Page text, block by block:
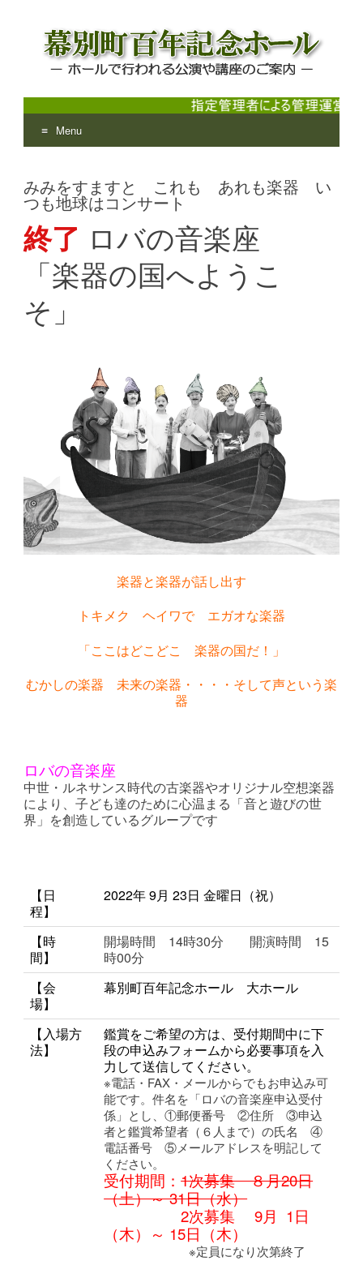
幕別町百年記念ホール
ホールで行われる公演や講座のご案内
Menu
to
content
みみをすますと これも あれも楽器 い
つも地球はコンサート
終了 ロバの音楽座
「楽器の国へようこ
そ」
楽器と楽器が話し出す
トキメク ヘイワで エガオな楽器
「ここはどこどこ 楽器の国だ！」
むかしの楽器 未来の楽器・・・・そして声という楽
器
ロバの音楽座
中世・ルネサンス時代の古楽器やオリジナル空想楽器
により、子ども達のために心温まる「音と遊びの世
界」を創造しているグループです
【日
程】
2022年 9月 23日 金曜日（祝）
【時
間】
開場時間 14時30分 開演時間 15
時00分
【会
場】
幕別町百年記念ホール 大ホール
【入場方
法】
鑑賞をご希望の方は、受付期間中に下
段の申込みフォームから必要事項を入
力して送信してください。
※電話・FAX・メールからでもお申込み可
能です。件名を「ロバの音楽座申込受付
係」とし、①郵便番号 ②住所 ③申込
者と鑑賞希望者（６人まで）の氏名 ④
電話番号 ⑤メールアドレスを明記して
ください。
受付期間：1次募集 ８月20日
（土）～ 31日（水）
2次募集 9月 1日
（木）～ 15日（木）
※定員になり次第終了